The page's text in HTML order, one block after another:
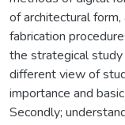
of architectural
fabrication
the strategical
different view of
importance and
Secondly;